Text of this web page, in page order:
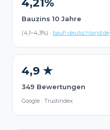
4,21%
Bauzins 10 Jahre
(4,1–4,3%) · baufi-deutschland.de
4,9 ★
349 Bewertungen
Google · Trustindex